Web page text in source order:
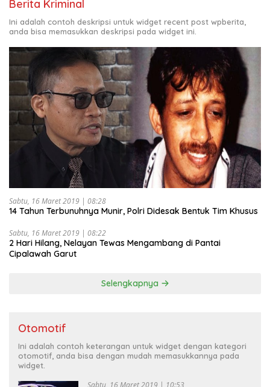
Berita Kriminal
Ini adalah contoh deskripsi untuk widget recent post wpberita,
anda bisa memasukkan deskripsi pada widget ini.
Sabtu, 16 Maret 2019 | 08:28
14 Tahun Terbunuhnya Munir, Polri Didesak Bentuk Tim Khusus
Sabtu, 16 Maret 2019 | 08:22
2 Hari Hilang, Nelayan Tewas Mengambang di Pantai
Cipalawah Garut
Selengkapnya
Otomotif
Ini adalah contoh keterangan untuk widget dengan kategori
otomotif, anda bisa dengan mudah memasukkannya pada
widget.